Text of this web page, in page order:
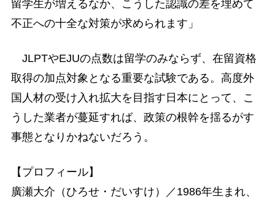
留学生が増えるなか、こうした認識の差を埋めて
不正への十全な対策が求められます」
JLPTやEJUの点数は留学のみならず、在留資格
取得の加点対象となる重要な試験である。高度外
国人材の受け入れ拡大を目指す日本にとって、こ
うした業者が蔓延すれば、政策の根幹を揺るがす
事態となりかねないだろう。
【プロフィール】
廣瀬大介（ひろせ・だいすけ）／1986年生まれ、